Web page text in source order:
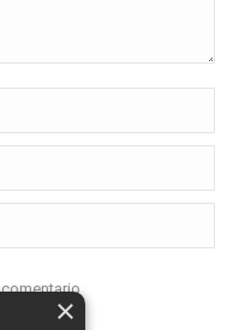
×